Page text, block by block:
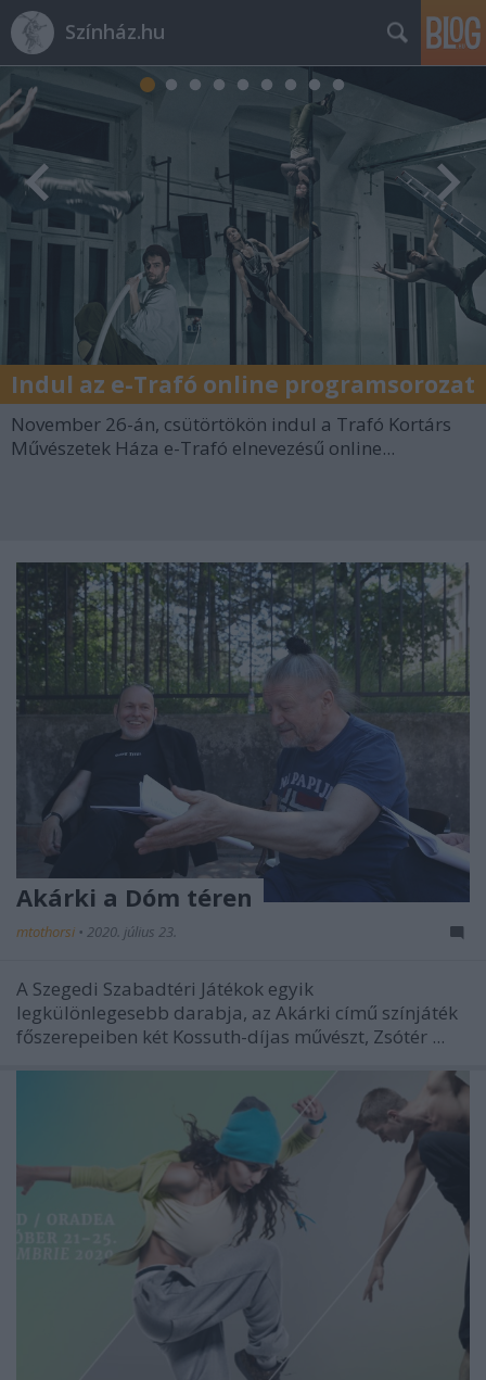
Színház.hu
Indul az e-Trafó online programsorozat
November 26-án, csütörtökön indul a Trafó Kortárs
Művészetek Háza e-Trafó elnevezésű online...
Akárki a Dóm téren
mtothorsi • 2020. július 23.
A Szegedi Szabadtéri Játékok egyik
legkülönlegesebb darabja, az Akárki című színjáték
főszerepeiben két Kossuth-díjas művészt, Zsótér ...